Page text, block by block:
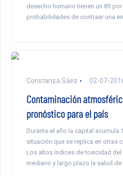
desecho humano tienen un 85
probabilidades de contraer una
Constanza Sáez 02-07-
Contaminación
pronóstico para el país
Durante el año la capital acumula
situación que se replica en otras
Los altos índices de toxicidad del
mediano y largo plazo la salud